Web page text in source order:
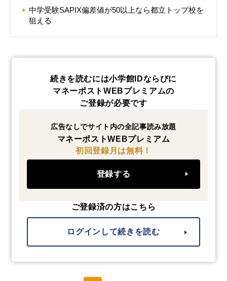
中学受験SAPIX偏差値が50以上なら都立トップ校を
狙える
続きを読むには小学館IDならびに
マネーポストWEBプレミアムの
ご登録が必要です
広告なしでサイト内の全記事読み放題
マネーポストWEBプレミアム
初回登録月は無料！
登録する
ご登録済の方はこちら
ログインして続きを読む